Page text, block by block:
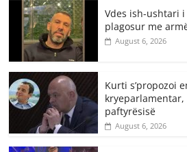
Vdes ish-ushtari i
plagosur me
August 6, 2026
Kurti s’propozoi
paftyrësisë
August 6, 2026